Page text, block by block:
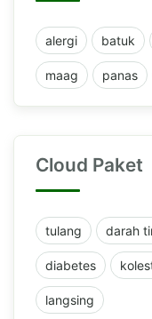
alergi batuk
maag panas
Cloud Paket
tulang darah
diabetes
langsing